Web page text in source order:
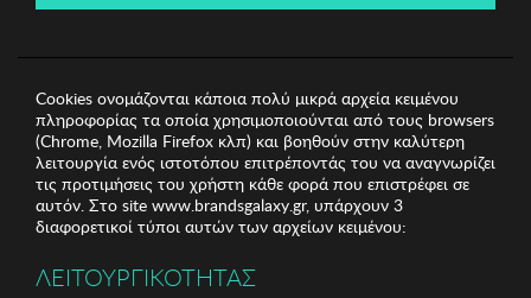
Cookies ονομάζονται κάποια πολύ μικρά αρχεία κειμένου
πληροφορίας τα οποία χρησιμοποιούνται από τους browsers
(Chrome, Mozilla Firefox κλπ) και βοηθούν στην καλύτερη
λειτουργία ενός ιστοτόπου επιτρέποντάς του να αναγνωρίζει
τις προτιμήσεις του χρήστη κάθε φορά που επιστρέφει σε
αυτόν. Στο site www.brandsgalaxy.gr, υπάρχουν 3
διαφορετικοί τύποι αυτών των αρχείων κειμένου:
ΛΕΙΤΟΥΡΓΙΚΟΤΗΤΑΣ